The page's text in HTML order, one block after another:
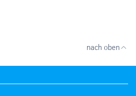
nach oben